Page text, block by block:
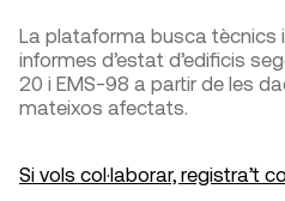
La plataforma busca tècnics
informes d’estat d’edificis
20 i EMS-98 a partir de les
mateixos afectats.
Si vols col·laborar, registra’t